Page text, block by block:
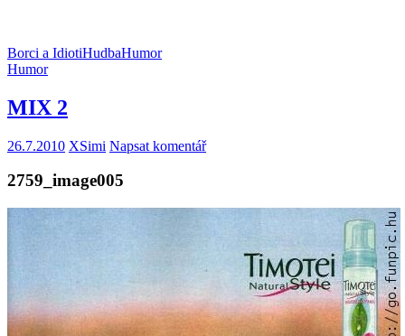
Borci a IdiotiHudbaHumor
Humor
MIX 2
26.7.2010 XSimi Napsat komentář
2759_image005